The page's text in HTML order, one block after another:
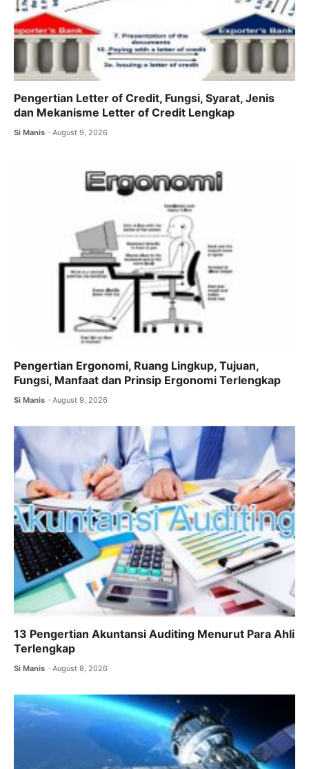
Pengertian Letter of Credit, Fungsi, Syarat, Jenis
dan Mekanisme Letter of Credit Lengkap
Si Manis August 9, 2026
Pengertian Ergonomi, Ruang Lingkup, Tujuan,
Fungsi, Manfaat dan Prinsip Ergonomi Terlengkap
Si Manis August 9, 2026
13 Pengertian Akuntansi Auditing Menurut Para Ahli
Terlengkap
Si Manis August 8, 2026